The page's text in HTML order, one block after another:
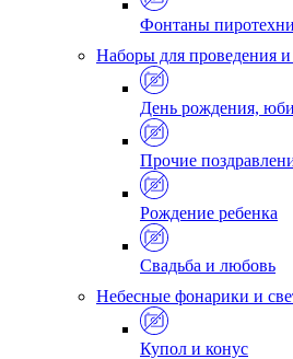
Фонтаны
Наборы для проведения и
День рождения,
Прочие
Рождение ребенка
Свадьба и любовь
Небесные фонарики и
Купол и конус